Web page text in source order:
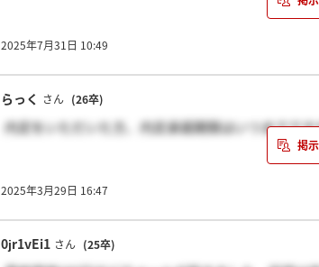
2025年7月31日 10:49
らっく さん (26卒)
内定をいただいた方、内定承諾期限はいつまでです
2025年3月29日 16:47
0jr1vEi1 さん (25卒)